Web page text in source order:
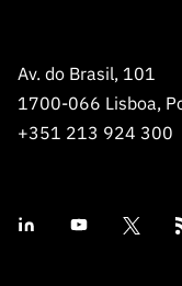
Av. do Brasil, 101
1700-066 Lisboa,
+351 213 924 300